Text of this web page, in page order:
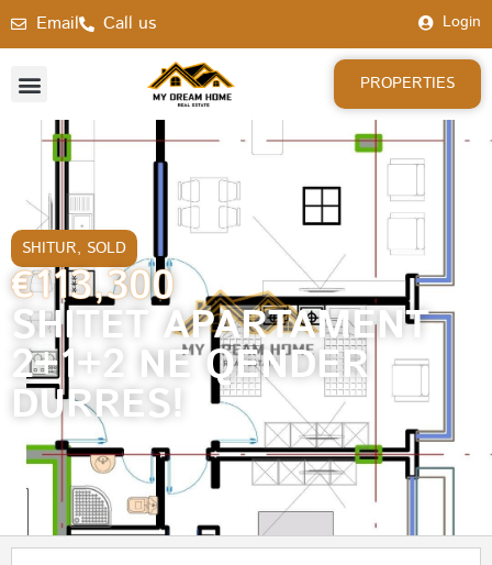
Email Call us Login
PROPERTIES
SHITUR, SOLD
€113,300
SHITET APARTAMENT
2+1+2 NE QENDER
DURRES!